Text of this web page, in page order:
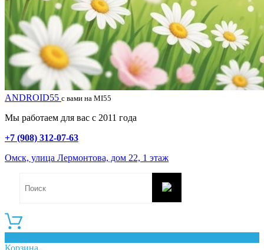
ANDROID55 с вами на MI55
Мы работаем для вас с 2011 года
+7 (908) 312-07-63
Омск, улица Лермонтова, дом 22, 1 этаж
Корзина